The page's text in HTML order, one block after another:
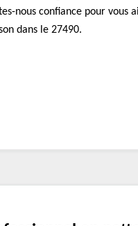
nous confiance pour vous
dans le 27490.